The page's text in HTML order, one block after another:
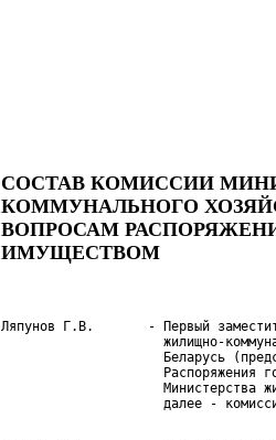
СОСТАВ КОМИССИИ
КОММУНАЛЬНОГО
ВОПРОСАМ
ИМУЩЕСТВОМ
Ляпунов Г.В.       - Первый
жилищно-
Беларусь
Распоряжения
Министерства